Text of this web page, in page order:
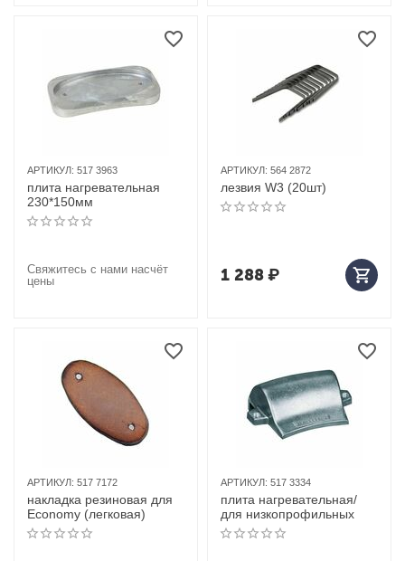
АРТИКУЛ: 517 3963
плита нагревательная
230*150мм
Свяжитесь с нами насчёт
цены
АРТИКУЛ: 564 2872
лезвия W3 (20шт)
1 288₽
АРТИКУЛ: 517 7172
накладка резиновая для
Economy (легковая)
АРТИКУЛ: 517 3334
плита нагревательная/
для низкопрофильных